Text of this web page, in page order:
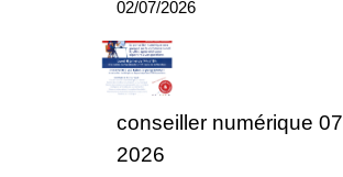
02/07/2026
conseiller numérique 07
2026